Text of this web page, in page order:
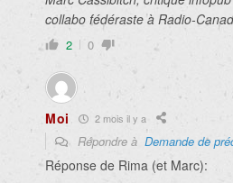
collabo fédéraste à Radio-
2 0
Moi 2 mois il y a
Répondre à Demande de
Réponse de Rima (et Marc):